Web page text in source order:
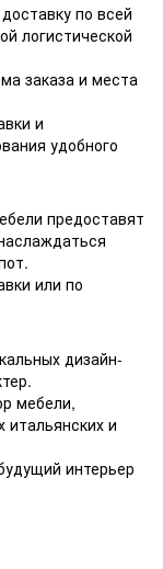
по всей
логистической
заказа и места
и
удобного
предоставят
или по
дизайн-
мебели,
итальянских и
интерьер